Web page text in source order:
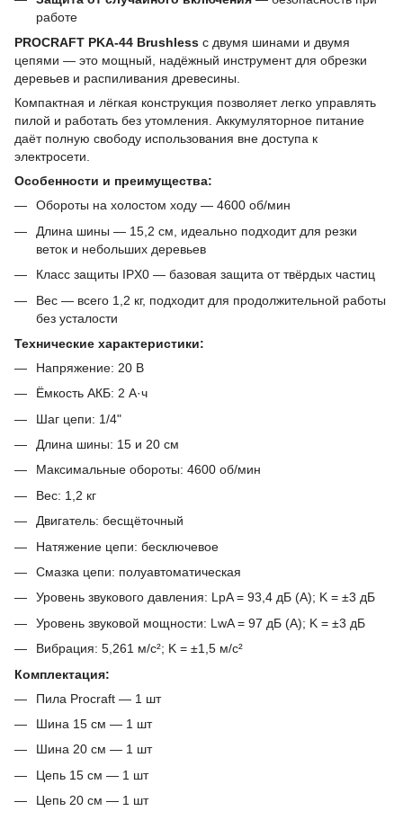
работе
PROCRAFT PKA-44 Brushless с двумя шинами и двумя
цепями — это мощный, надёжный инструмент для обрезки
деревьев и распиливания древесины.
Компактная и лёгкая конструкция позволяет легко управлять
пилой и работать без утомления. Аккумуляторное питание
даёт полную свободу использования вне доступа к
электросети.
Особенности и преимущества:
Обороты на холостом ходу — 4600 об/мин
Длина шины — 15,2 см, идеально подходит для резки
веток и небольших деревьев
Класс защиты IPX0 — базовая защита от твёрдых частиц
Вес — всего 1,2 кг, подходит для продолжительной работы
без усталости
Технические характеристики:
Напряжение: 20 В
Ёмкость АКБ: 2 А·ч
Шаг цепи: 1/4"
Длина шины: 15 и 20 см
Максимальные обороты: 4600 об/мин
Вес: 1,2 кг
Двигатель: бесщёточный
Натяжение цепи: бесключевое
Смазка цепи: полуавтоматическая
Уровень звукового давления: LpA = 93,4 дБ (A); K = ±3 дБ
Уровень звуковой мощности: LwA = 97 дБ (A); K = ±3 дБ
Вибрация: 5,261 м/с²; K = ±1,5 м/с²
Комплектация:
Пила Procraft — 1 шт
Шина 15 см — 1 шт
Шина 20 см — 1 шт
Цепь 15 см — 1 шт
Цепь 20 см — 1 шт